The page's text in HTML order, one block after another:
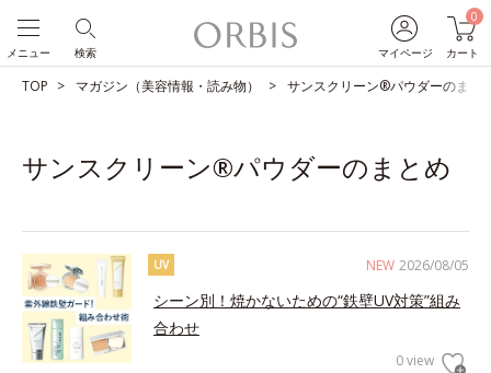
マイページ
0
カート
検索
メニュー
TOP マガジン（美容情報・読み物） サンスクリーン®パウダーのまと
サンスクリーン®パウダーのまとめ
NEW 2026/08/05
UV
シーン別！焼かないための“鉄壁UV対策”組み
合わせ
0 view